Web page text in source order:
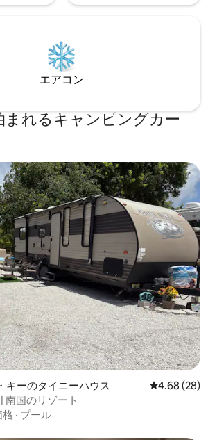
エアコン
まれるキャンピングカー
キーのタイニーハウス レビュー28
4.68 (28)
南国のリゾート
格 · プール